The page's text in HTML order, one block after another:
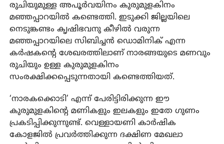
രുചിയുമുള്ള അപൂര്‍വയിനം കുരുമുളകിനം
മഞ്ഞപ്പാറയില്‍ കണ്ടെത്തി. ഇടുക്കി ജില്ലയിലെ
നെടുങ്കണ്ടം കൃഷിഭവനു കീഴില്‍ വരുന്ന
മഞ്ഞപ്പാറയിലെ സിബിച്ചന്‍ ഡൊമിനിക് എന്ന
കര്‍ഷകന്റെ ശേഖരത്തിലാണ് നാരങ്ങയുടെ മണവും
രുചിയും ഉള്ള കുരുമുളകിനം
സംരക്ഷിക്കപ്പെടുന്നതായി കണ്ടെത്തിയത്.
‘നാരകക്കൊടി’ എന്ന് പേരിട്ടിരിക്കുന്ന ഈ
കുരുമുളകിന്റെ മണികളും ഇലകളും ഇതേ ഗുണം
പ്രകടിപ്പിക്കുന്നുണ്ട്. വെള്ളായണി കാര്‍ഷിക
കോളജില്‍ പ്രവര്‍ത്തിക്കുന്ന ദക്ഷിണ മേഖലാ